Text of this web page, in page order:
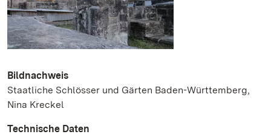
Bildnachweis
Staatliche Schlösser und Gärten Baden-Württemberg,
Nina Kreckel
Technische Daten